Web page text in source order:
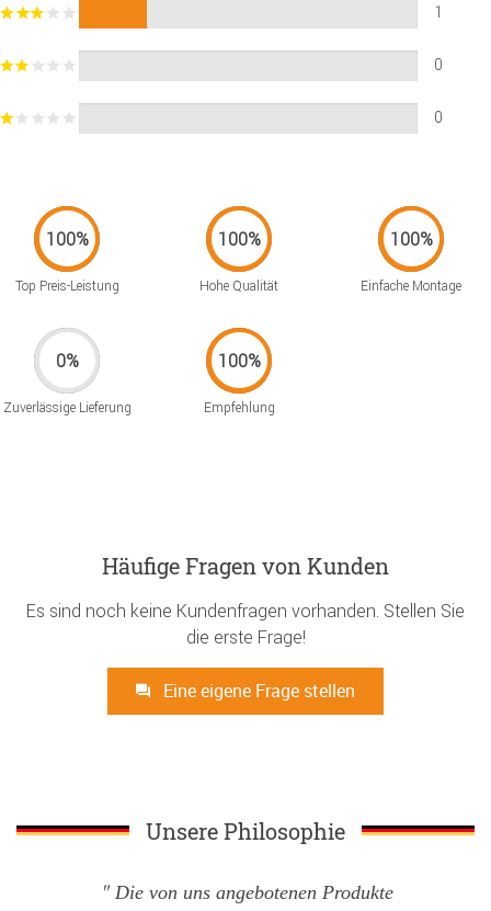
1
0
0
Top Preis-Leistung Hohe Qualität Einfache Montage
Zuverlässige Lieferung Empfehlung
Häufige Fragen von Kunden
Es sind noch keine Kundenfragen vorhanden. Stellen Sie
die erste Frage!
Eine eigene Frage stellen
Unsere Philosophie
Die von uns angebotenen Produkte